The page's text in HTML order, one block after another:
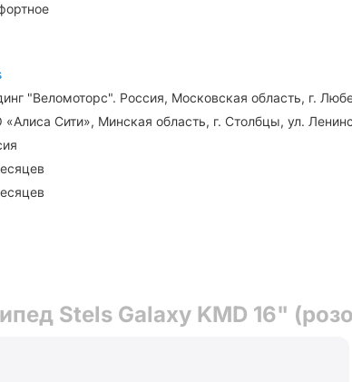
"Веломоторс". Россия, Московская область, г.
Сити», Минская область, г. Столбцы, ул.
Stels Galaxy KMD 16"